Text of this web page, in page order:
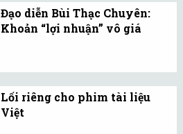
thúc đẩy ngành công
nghiệp văn hóa Việt
Đạo diễn Bùi Thạc Chuyên:
Khoản “lợi nhuận” vô giá
thạc chuyên, là một hành
trình với rất nhiều điều
không tưởng.
Lối riêng cho phim tài liệu
Việt